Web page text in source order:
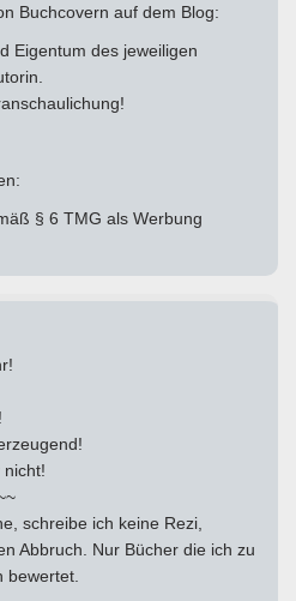
Buchcovern auf dem Blog:
Eigentum des jeweiligen
§ 6 TMG als Werbung
schreibe ich keine Rezi,
Abbruch. Nur Bücher die ich zu
bewertet.